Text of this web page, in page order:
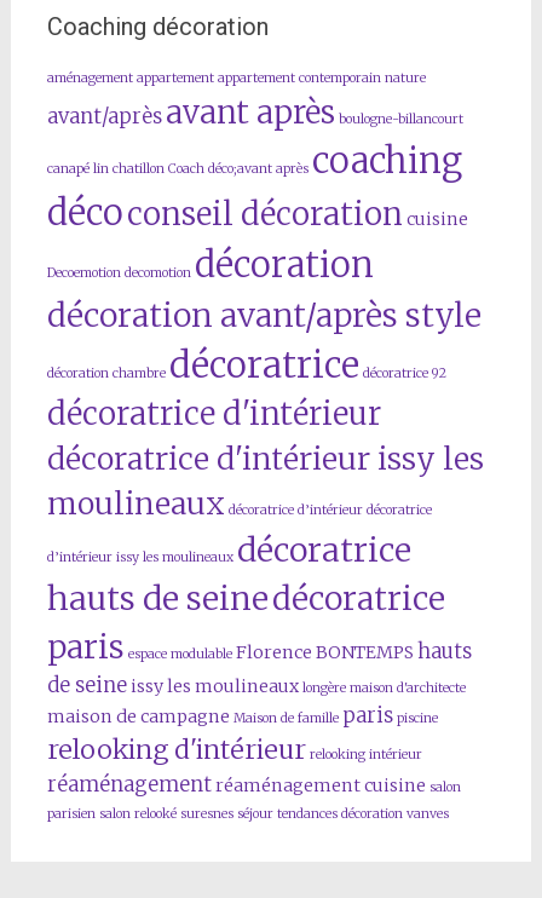
Coaching décoration
aménagement appartement appartement contemporain nature
avant/aprèsavant après boulogne-billancourt
canapé lin chatillon Coach déco;avant après coaching
décoconseil décoration cuisine
Decoemotion decomotion décoration
décoration avant/après style
décoration chambre décoratrice décoratrice 92
décoratrice d'intérieur
décoratrice d'intérieur issy les
moulineaux décoratrice d’intérieur décoratrice
d’intérieur issy les moulineaux décoratrice
hauts de seinedécoratrice
paris espace modulable Florence BONTEMPS hauts
de seine issy les moulineaux longère maison d'architecte
maison de campagne Maison de famille paris piscine
relooking d'intérieur relooking intérieur
réaménagementréaménagement cuisine salon
parisien salon relooké suresnes séjour tendances décoration vanves